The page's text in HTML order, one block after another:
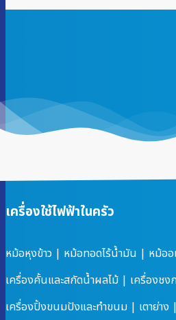
เครื่องใช้ไฟฟ้าในครัว
หม้อหุงข้าว | หม้อทอดไร้น้ำมัน | หม้อ
เครื่องคั้นและสกัดน้ำผลไม้ | เครื่องชง
เครื่องปิ้งขนมปังและทำขนม | เตาย่าง |